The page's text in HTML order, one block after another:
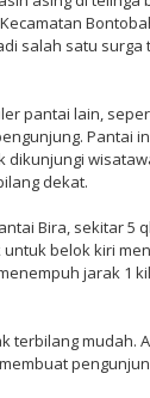
salah satu
pantai lain,
Pantai
dikunjungi
dekat.
Bira, sekitar 5
belok kiri
jarak 1
terbilang mudah.